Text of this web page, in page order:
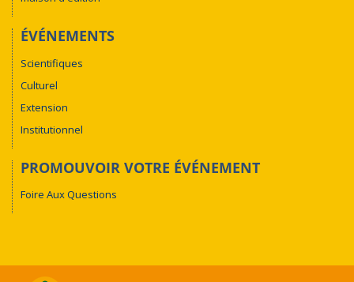
ÉVÉNEMENTS
Scientifiques
Culturel
Extension
Institutionnel
PROMOUVOIR VOTRE ÉVÉNEMENT
Foire Aux Questions